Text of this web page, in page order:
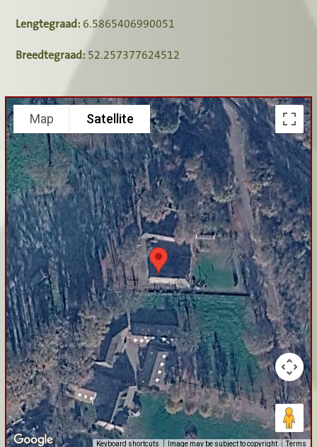
Lengtegraad: 6.5865406990051
Breedtegraad: 52.257377624512
Map Satellite
Keyboard shortcuts Image may be subject to copyright Terms